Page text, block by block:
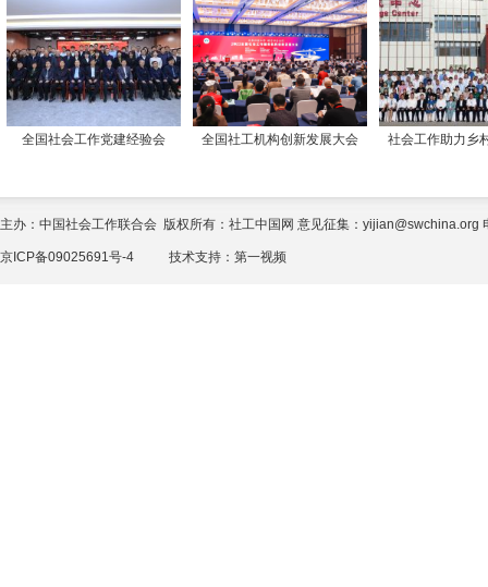
全国社会工作党建经验会 全国社工机构创新发展大会 社会工作助力乡
主办：中国社会工作联合会 版权所有：社工中国网 意见征集：yijian@swchina.org
京ICP备09025691号-4 技术支持： 第一视频